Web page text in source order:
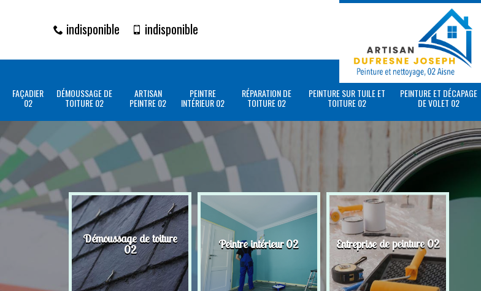
indisponible indisponible
FAÇADIER
02
DÉMOUSSAGE DE
TOITURE 02
ARTISAN
PEINTRE 02
PEINTRE
INTÉRIEUR 02
RÉPARATION DE
TOITURE 02
PEINTURE SUR TUILE ET
TOITURE 02
PEINTURE ET DÉCAPAGE
DE VOLET 02
Démoussage de toiture
02 Peintre intérieur 02 Entreprise de peinture 02